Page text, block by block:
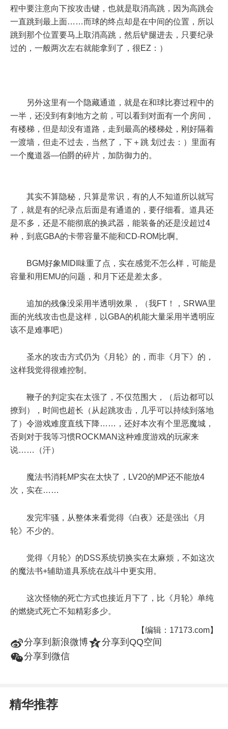
程中要注意向下按攻击键，也就是取消高跳，因为高跳会
一直跳到最上面……而球的终点却是在中间的位置，所以
跳到那个位置要马上取消高跳，然后铲腿进去，只要纪录
过的，一般两次左右就能拿到了，很EZ：）
另外这里有一个隐藏通道，就是在和球比赛过程中的
一半，还没到有刺地方之前，可以看到对面有一个房间，
有楼梯，但是却没有道路，走到最高的楼梯处，刚好隔着
一渡墙，但走不过去，当然了，下＋跳 划过去：）里面有
一个魔道器—伯爵的碎片，加防御力的。
其实不算隐秘，只算是常识，有的人不知道所以就写
了，就是有的纪录点后面是有通道的，要仔细看。道具还
是不多，还是不能彻底的换武器，能装备的还是没超过4
种，到底GBA的卡带容量不能和CD-ROM比啊。
BGM好象MIDI味重了点，实在感觉不怎么样，可能是
容量和用EMU的问题，和月下还是差太多。
追加的残像没采用半透明效果，（我FT！，SRWA里
面的光线攻击也是这样，以GBA的机能大量采用半透明应
该不是难事吧）
圣水的攻击方式仍为《月轮》的，而非《月下》的，
这样我觉得很难控制。
鞭子的判定实在太强了，不仅范围大，（后边都可以
撩到），时间也超长（从起跳攻击，几乎可以持续到落地
了）令游戏难度直线下降……，还好本次有个里恶魔城，
否则对于我等习惯ROCKMAN这种难度游戏的玩家来
说……（汗）
魔法书消耗MP实在太快了，LV20的MP还不能放4
次，实在……
发完牢骚，从整体来看觉得《白夜》还是强出《月
轮》不少的。
觉得《月轮》的DSS系统切换实在太麻烦，不如这次
的魔法书+辅助道具系统在战斗中更实用。
这次怪物的死亡方式也接近月下了，比《月轮》单纯
的燃烧式死亡不知精彩多少。
【编辑：17173.com】
t分享到新浪微博z分享到QQ空间
w分享到微信
精华推荐